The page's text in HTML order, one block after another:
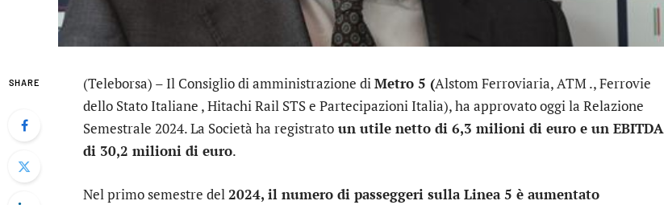
SHARE (Teleborsa) – Il Consiglio di amministrazione diMetro 5 (Alstom Ferroviaria, ATM ., Ferrovie
dello Stato Italiane , Hitachi Rail STS e Partecipazioni Italia), ha approvato oggi la Relazione
Semestrale 2024. La Società ha registrato un utile netto di 6,3 milioni di euro e un EBITDA
di 30,2 milioni di euro.
Nel primo semestre del2024, il numero di passeggeri sulla Linea 5 è aumentato